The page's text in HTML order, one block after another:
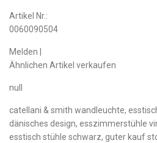
Artikel Nr.:
0060090504
Melden |
Ähnlichen Artikel verkaufen
null
catellani & smith wandleuchte,
dänisches design, esszimmerstühle
esstisch stühle schwarz, guter kauf